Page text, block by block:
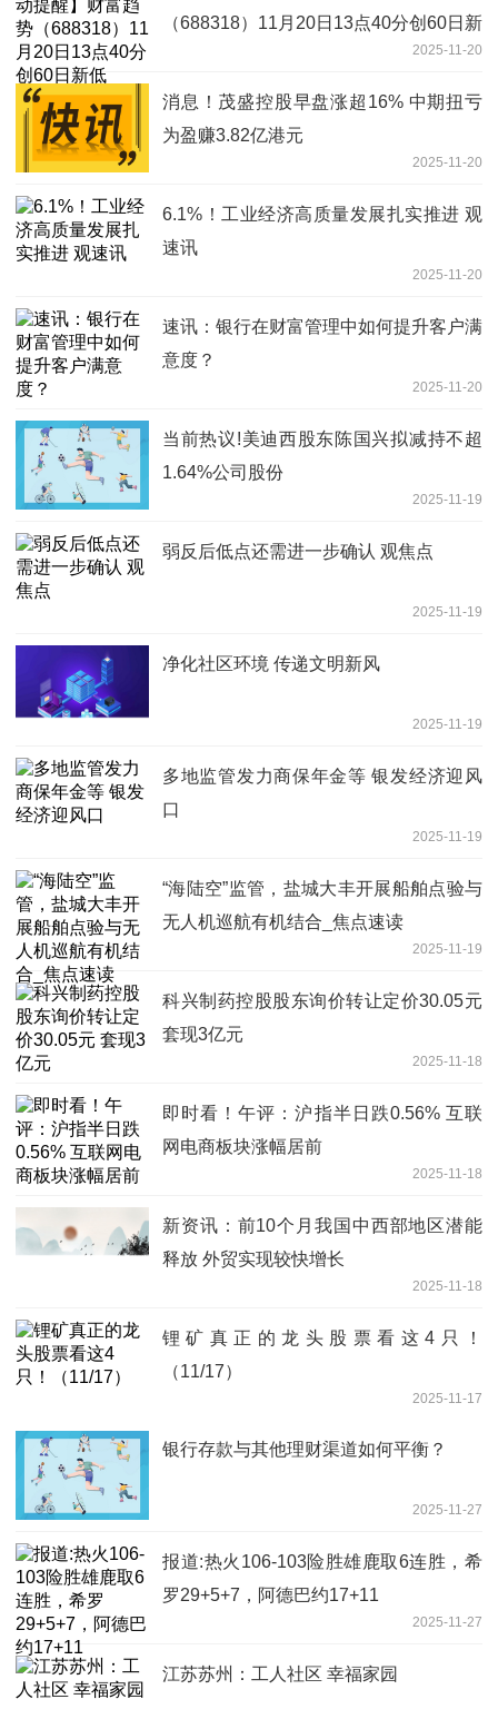
（688318）11月20日13点40分创60日新
2025-11-20
消息！茂盛控股早盘涨超16% 中期扭亏
为盈赚3.82亿港元
2025-11-20
6.1%！工业经济高质量发展扎实推进 观
速讯
2025-11-20
速讯：银行在财富管理中如何提升客户满
意度？
2025-11-20
当前热议!美迪西股东陈国兴拟减持不超
1.64%公司股份
2025-11-19
弱反后低点还需进一步确认 观焦点
2025-11-19
净化社区环境 传递文明新风
2025-11-19
多地监管发力商保年金等 银发经济迎风
口
2025-11-19
“海陆空”监管，盐城大丰开展船舶点验与
无人机巡航有机结合_焦点速读
2025-11-19
科兴制药控股股东询价转让定价30.05元
套现3亿元
2025-11-18
即时看！午评：沪指半日跌0.56% 互联
网电商板块涨幅居前
2025-11-18
新资讯：前10个月我国中西部地区潜能
释放 外贸实现较快增长
2025-11-18
锂矿真正的龙头股票看这4只！
（11/17）
2025-11-17
银行存款与其他理财渠道如何平衡？
2025-11-27
报道:热火106-103险胜雄鹿取6连胜，希
罗29+5+7，阿德巴约17+11
2025-11-27
江苏苏州：工人社区 幸福家园